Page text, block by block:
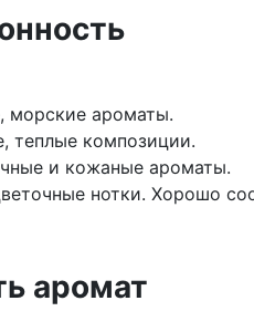
морские ароматы.
теплые композиции.
и кожаные ароматы.
нотки. Хорошо
аромат